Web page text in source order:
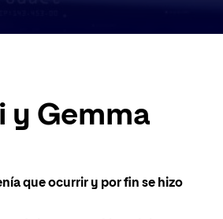
y Gemma
que ocurrir y por fin se hizo